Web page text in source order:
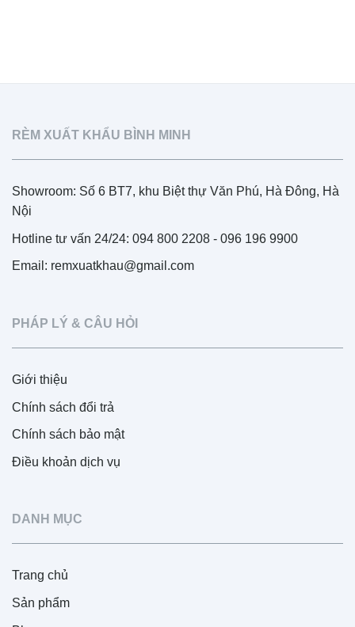
RÈM XUẤT KHẨU BÌNH MINH
Showroom: Số 6 BT7, khu Biệt thự Văn Phú, Hà Đông, Hà
Nội
Hotline tư vấn 24/24: 094 800 2208 - 096 196 9900
Email: remxuatkhau@gmail.com
PHÁP LÝ & CÂU HỎI
Giới thiệu
Chính sách đổi trả
Chính sách bảo mật
Điều khoản dịch vụ
DANH MỤC
Trang chủ
Sản phẩm